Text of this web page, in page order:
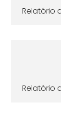
Relatório
Relatório